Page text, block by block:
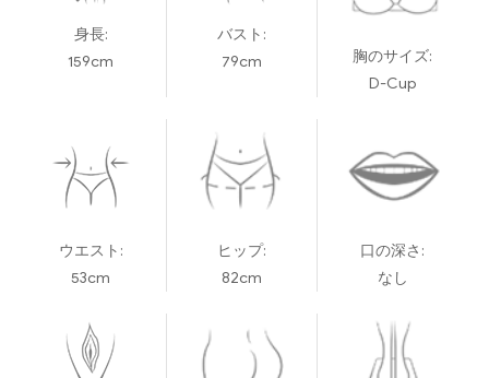
身長:
159cm
バスト:
79cm
胸のサイズ:
D-Cup
ウエスト:
53cm
ヒップ:
82cm
口の深さ:
なし